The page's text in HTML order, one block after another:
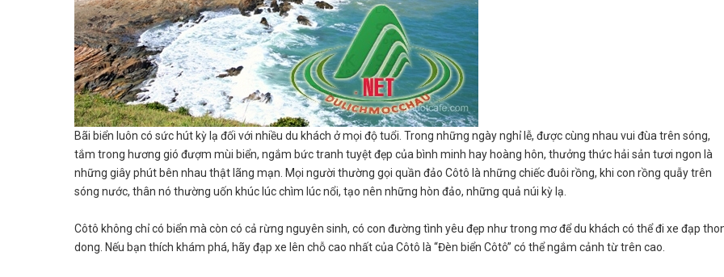
Bãi biển luôn có sức hút kỳ lạ đối với nhiều du khách ở mọi độ tuổi. Trong những ngày nghỉ lễ, được cùng nhau vui đùa trên sóng,
tắm trong hương gió đượm mùi biển, ngắm bức tranh tuyệt đẹp của bình minh hay hoàng hôn, thưởng thức hải sản tươi ngon là
những giây phút bên nhau thật lãng mạn. Mọi người thường gọi quần đảo Côtô là những chiếc đuôi rồng, khi con rồng quẫy trên
sóng nước, thân nó thường uốn khúc lúc chìm lúc nổi, tạo nên những hòn đảo, những quả núi kỳ lạ.
Côtô không chỉ có biển mà còn có cả rừng nguyên sinh, có con đường tình yêu đẹp như trong mơ để du khách có thể đi xe đạp
dong. Nếu bạn thích khám phá, hãy đạp xe lên chỗ cao nhất của Côtô là “Đèn biển Côtô” có thể ngắm cảnh từ trên cao.